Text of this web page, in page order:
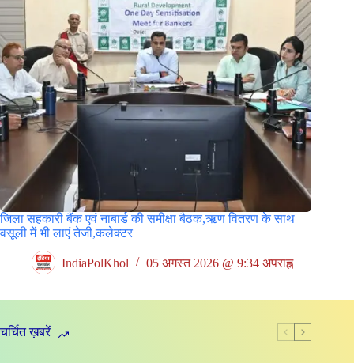
जिला सहकारी बैंक एवं नाबार्ड की समीक्षा बैठक,ऋण वितरण के साथ
वसूली में भी लाएं तेजी,कलेक्टर
IndiaPolKhol 05 अगस्त 2026 @ 9:34 अपराह्न
चर्चित ख़बरें